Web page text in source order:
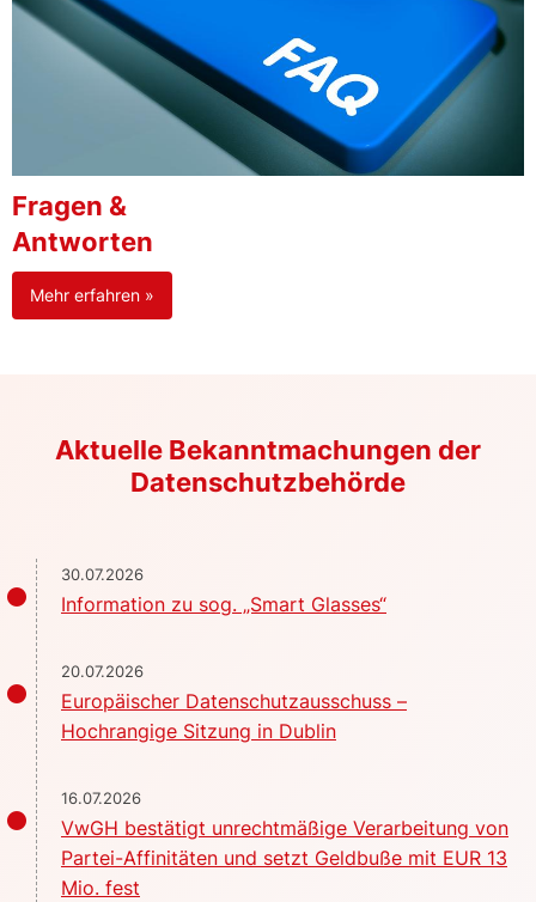
Fragen &
Antworten
Mehr erfahren »
Aktuelle Bekanntmachungen der
Datenschutzbehörde
30.07.2026
Information zu sog. „Smart Glasses“
20.07.2026
Europäischer Datenschutzausschuss –
Hochrangige Sitzung in Dublin
16.07.2026
VwGH bestätigt unrechtmäßige Verarbeitung von
Partei-Affinitäten und setzt Geldbuße mit EUR 13
Mio. fest